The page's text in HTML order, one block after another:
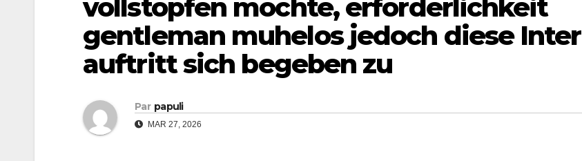
vollstopfen mochte, erforderlichkeit
gentleman muhelos jedoch diese Inter
auftritt sich begeben zu
Par papuli
MAR 27, 2026